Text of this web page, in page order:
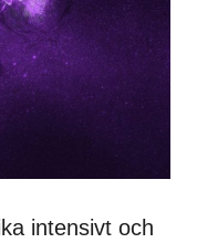
intensivt och